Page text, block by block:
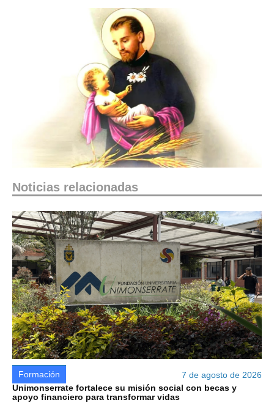
Noticias relacionadas
Formación
7 de agosto de 2026
Unimonserrate fortalece su misión social con becas y
apoyo financiero para transformar vidas